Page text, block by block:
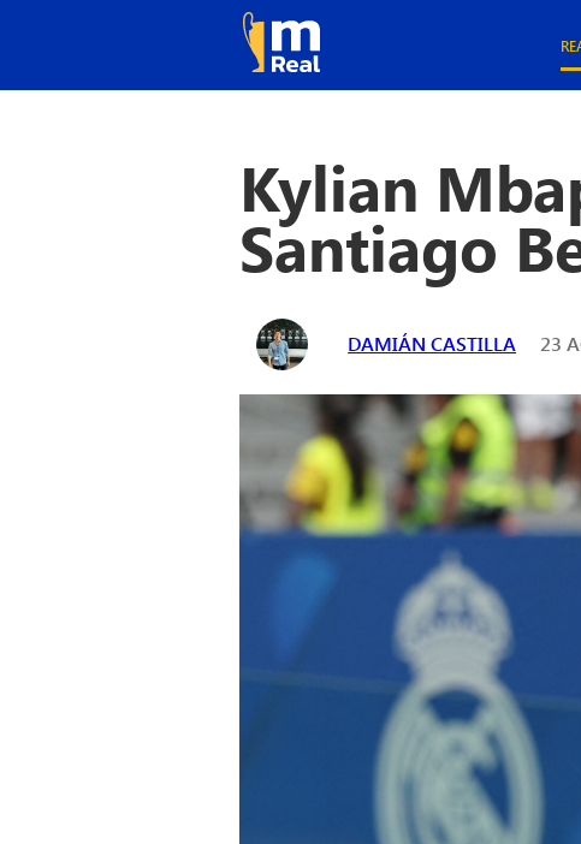
Kylian
Santiago
DAMIÁN CASTILLA 23